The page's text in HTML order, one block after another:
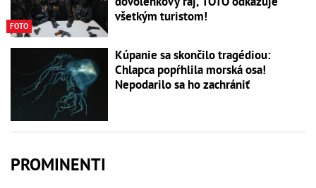
FOTO
všetkým turistom!
Kúpanie sa skončilo tragédiou:
Chlapca popŕhlila morská osa!
Nepodarilo sa ho zachrániť
PROMINENTI